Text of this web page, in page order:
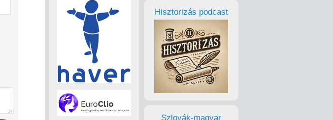
Hisztorizás podcast
Szlovák-magyar